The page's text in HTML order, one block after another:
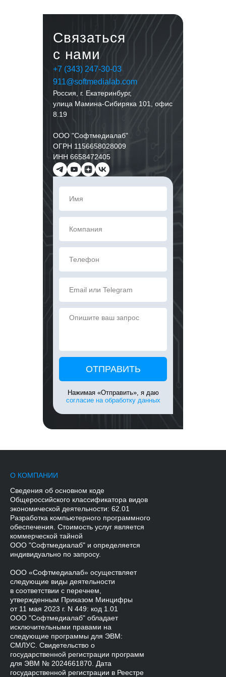
Связаться
с нами
+7 (343) 247-30-03
911@softmedialab.com
Россия, г. Екатеринбург,
улица Мамина-Сибиряка 101, офис
8.19
ООО "Софтмедиалаб"
ОГРН 1156658028009
ИНН 6658472405
ОТПРАВИТЬ
Нажимая «Отправить», я даю
согласие на обработку данных
О КОМПАНИИ
Сведения об основном коде
Общероссийского классификатора видов
экономической деятельности: 62.01
Разработка компьютерного программного
обеспечения. Стоимость услуг является
коммерческой тайной
ООО "Софтмедиалаб" и определяется
индивидуально по запросу.
ООО «Софтмедиалаб» осуществляет
следующие виды деятельности
в соответствии с перечнем,
утвержденным Приказом Минцифры
от 11 мая 2023 г. N 449: код 1.01
ООО "Софтмедиалаб" обладает
исключительными правами на
следующие программы для ЭВМ:
СМЛУС. Свидетельство о
государственной регистрации программ
для ЭВМ № 2024661870. Дата
государственной регистрации в Реестре